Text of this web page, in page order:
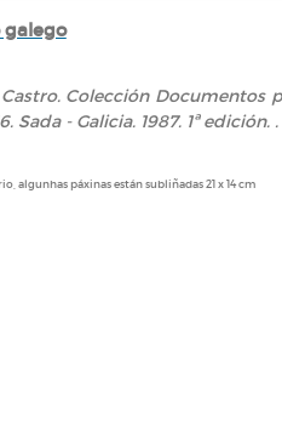
galego
Colección Documentos
- Galicia. 1987. 1ª edición. .
algunhas páxinas están subliñadas 21 x 14 cm